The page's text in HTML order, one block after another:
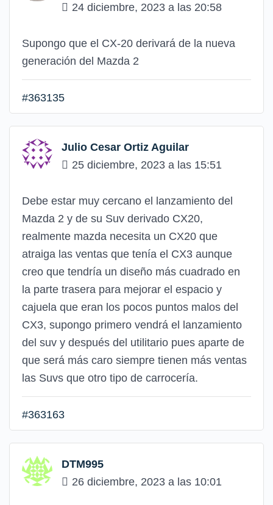
24 diciembre, 2023 a las 20:58
Supongo que el CX-20 derivará de la nueva
generación del Mazda 2
#363135
Julio Cesar Ortiz Aguilar
25 diciembre, 2023 a las 15:51
Debe estar muy cercano el lanzamiento del
Mazda 2 y de su Suv derivado CX20,
realmente mazda necesita un CX20 que
atraiga las ventas que tenía el CX3 aunque
creo que tendría un diseño más cuadrado en
la parte trasera para mejorar el espacio y
cajuela que eran los pocos puntos malos del
CX3, supongo primero vendrá el lanzamiento
del suv y después del utilitario pues aparte de
que será más caro siempre tienen más ventas
las Suvs que otro tipo de carrocería.
#363163
DTM995
26 diciembre, 2023 a las 10:01